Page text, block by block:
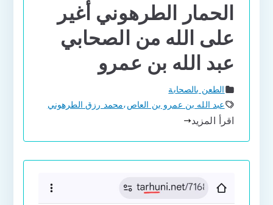
الحمار الطرهوني أغير
على الله من الصحابي
عبد الله بن عمرو
الطعن بالصحابة
عبد الله بن عمرو بن العاص،محمد رزق الطرهوني
اقرأ المزيد